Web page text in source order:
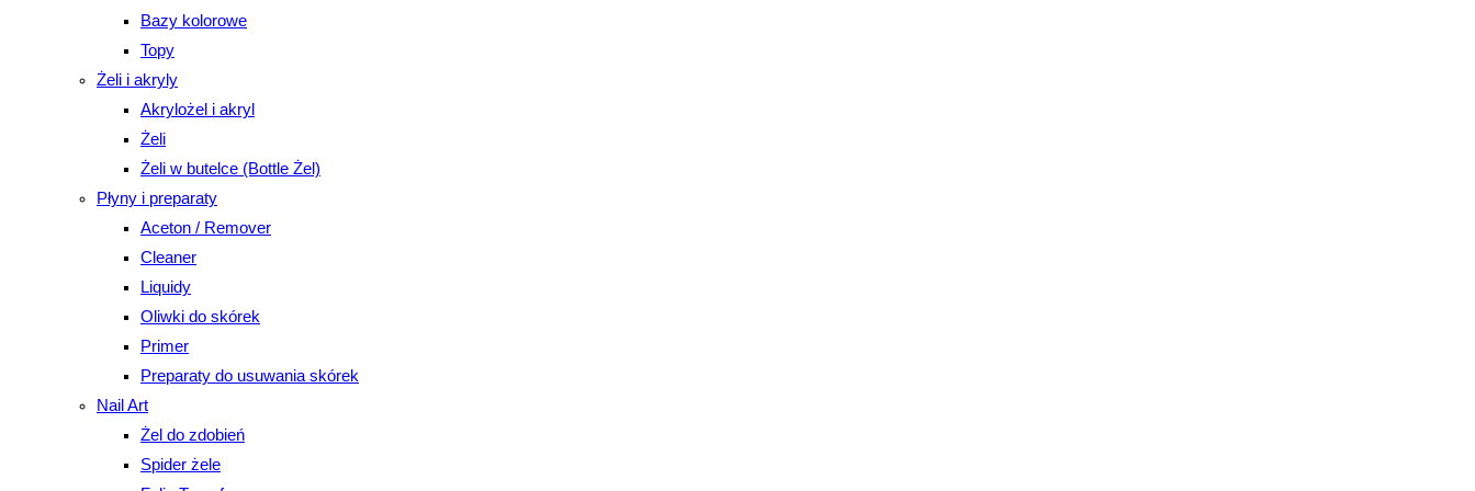
Bazy kolorowe
Topy
Żeli i akryly
Akrylożel i akryl
Żeli
Żeli w butelce (Bottle Żel)
Płyny i preparaty
Aceton / Remover
Cleaner
Liquidy
Oliwki do skórek
Primer
Preparaty do usuwania skórek
Nail Art
Żel do zdobień
Spider żele